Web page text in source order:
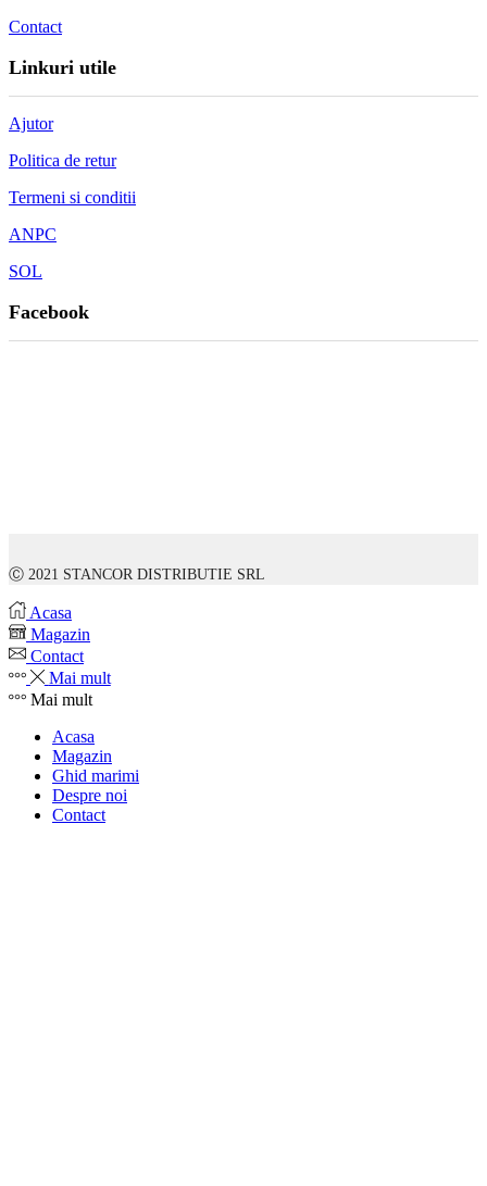
Contact
Linkuri utile
Ajutor
Politica de retur
Termeni si conditii
ANPC
SOL
Facebook
Ⓒ 2021 STANCOR DISTRIBUTIE SRL
Acasa
Magazin
Contact
Mai mult
Mai mult
Acasa
Magazin
Ghid marimi
Despre noi
Contact